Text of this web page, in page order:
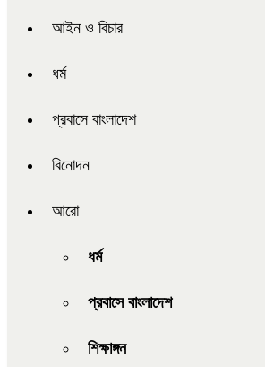
আইন ও বিচার
ধর্ম
প্রবাসে বাংলাদেশ
বিনোদন
আরো
ধর্ম
প্রবাসে বাংলাদেশ
শিক্ষাঙ্গন